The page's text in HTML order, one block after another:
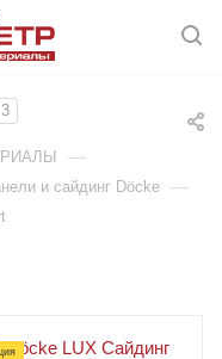
3
—
и сайдинг Döcke —